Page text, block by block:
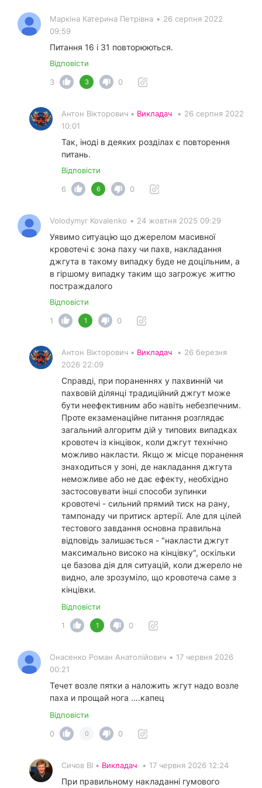
Маркіна Катерина Петрівна • 26 серпня 2022
09:59
Питання 16 і 31 повторюються.
Відповісти
3
3 0
Антон Вікторович • Викладач • 26 серпня 2022
10:01
Так, іноді в деяких розділах є повторення
питань.
Відповісти
6
6 0
Volodymyr Kovalenko • 24 жовтня 2025 09:29
Уявимо ситуацію що джерелом масивної
кровотечі є зона паху чи пахв, накладання
джгута в такому випадку буде не доцільним, а
в гіршому випадку таким що загрожує життю
постраждалого
Відповісти
1
1 0
Антон Вікторович • Викладач • 26 березня
2026 22:09
Справді, при пораненнях у пахвинній чи
пахвовій ділянці традиційний джгут може
бути неефективним або навіть небезпечним.
Проте екзаменаційне питання розглядає
загальний алгоритм дій у типових випадках
кровотеч із кінцівок, коли джгут технічно
можливо накласти. Якщо ж місце поранення
знаходиться у зоні, де накладання джгута
неможливе або не дає ефекту, необхідно
застосовувати інші способи зупинки
кровотечі - сильний прямий тиск на рану,
тампонаду чи притиск артерії. Але для цілей
тестового завдання основна правильна
відповідь залишається - "накласти джгут
максимально високо на кінцівку", оскільки
це базова дія для ситуацій, коли джерело не
видно, але зрозуміло, що кровотеча саме з
кінцівки.
Відповісти
1
1 0
Онасенко Роман Анатолійович • 17 червня 2026
00:21
Течет возле пятки а наложить жгут надо возле
паха и прощай нога ....капец
Відповісти
0
0 0
Сичов ВІ • Викладач • 17 червня 2026 12:24
При правильному накладанні гумового